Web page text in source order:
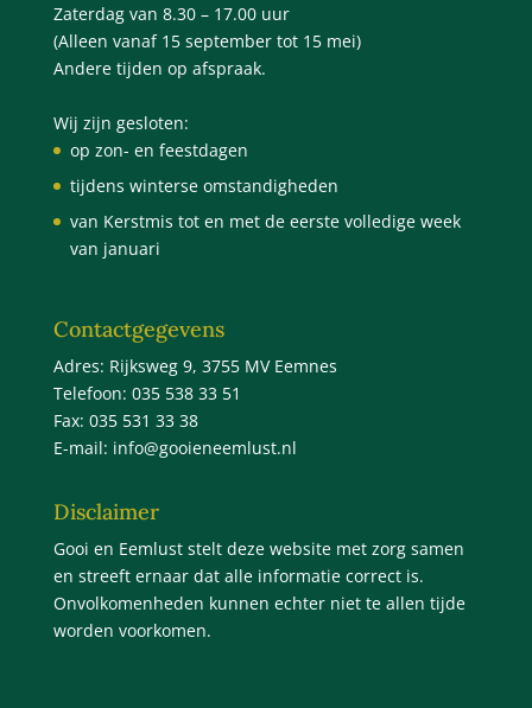
Zaterdag van 8.30 – 17.00 uur
(Alleen vanaf 15 september tot 15 mei)
Andere tijden op afspraak.
Wij zijn gesloten:
op zon- en feestdagen
tijdens winterse omstandigheden
van Kerstmis tot en met de eerste volledige week
van januari
Contactgegevens
Adres: Rijksweg 9, 3755 MV Eemnes
Telefoon: 035 538 33 51
Fax: 035 531 33 38
E-mail: info@gooieneemlust.nl
Disclaimer
Gooi en Eemlust stelt deze website met zorg samen
en streeft ernaar dat alle informatie correct is.
Onvolkomenheden kunnen echter niet te allen tijde
worden voorkomen.